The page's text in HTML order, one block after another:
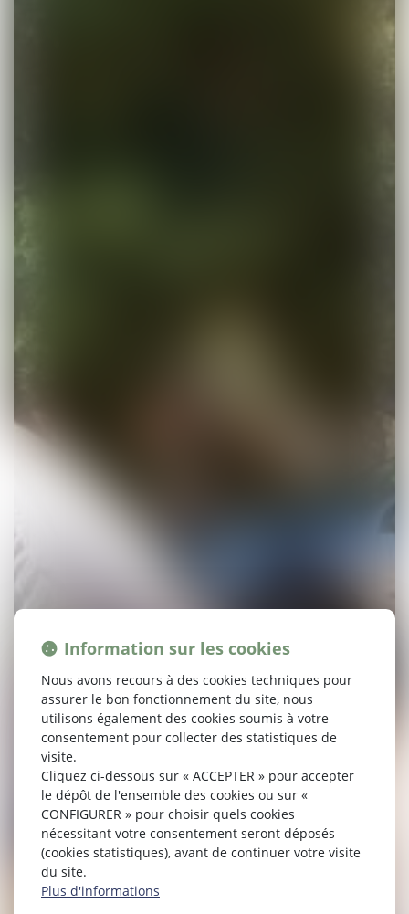
Information sur les cookies
Nous avons recours à des cookies techniques pour
assurer le bon fonctionnement du site, nous
utilisons également des cookies soumis à votre
consentement pour collecter des statistiques de
visite.
Cliquez ci-dessous sur « ACCEPTER » pour accepter
le dépôt de l'ensemble des cookies ou sur «
CONFIGURER » pour choisir quels cookies
nécessitant votre consentement seront déposés
(cookies statistiques), avant de continuer votre visite
du site.
Plus d'informations